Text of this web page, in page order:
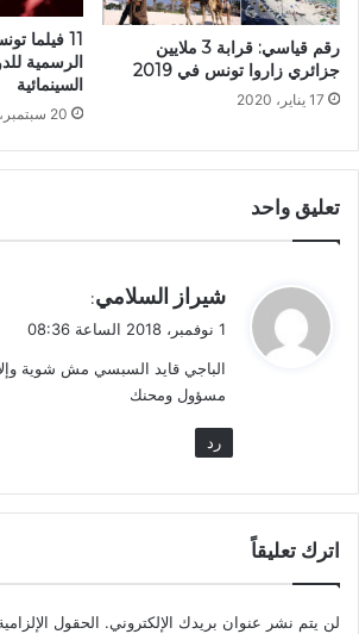
رقم قياسي: قرابة 3 ملايين
جزائري زاروا تونس في 2019
17 يناير، 2020
11 فيلما
السينمائية
20 سبتمبر، 2021
تعليق واحد
ي
ق
ل
شيراز السلامي:
1 نوفمبر، 2018 الساعة 08:36
الباجي قايد السبسي مش شوية
مسؤول ومحنك
رد
اترك تعليقاً
لن يتم نشر عنوان بريدك الإلكتروني. الحقول